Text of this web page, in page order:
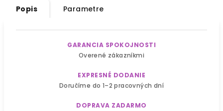
Popis Parametre
GARANCIA SPOKOJNOSTI
Overené zákazníkmi
EXPRESNÉ DODANIE
Doručíme do 1–2 pracovných dní
DOPRAVA ZADARMO